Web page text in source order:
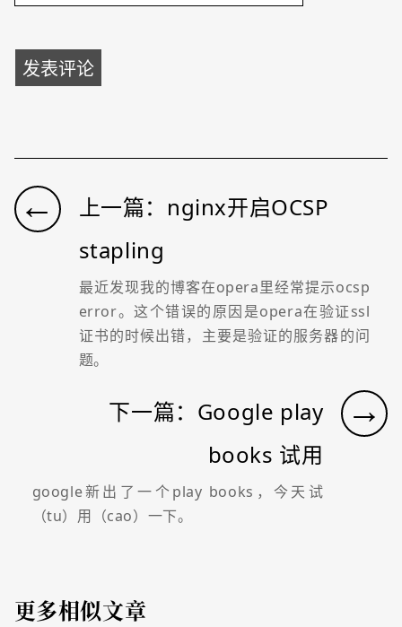
←
上一篇：nginx开启OCSP
stapling
最近发现我的博客在opera里经常提示ocsp
error。这个错误的原因是opera在验证ssl
证书的时候出错，主要是验证的服务器的问
题。
→
下一篇：Google play
books 试用
google新出了一个play books，今天试
（tu）用（cao）一下。
更多相似文章